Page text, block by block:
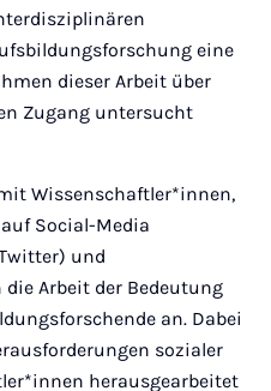
eine
dieser Arbeit über
Zugang untersucht
Wissenschaftler*innen,
Social-Media
und
Arbeit der Bedeutung
an. Dabei
sozialer
herausgearbeitet